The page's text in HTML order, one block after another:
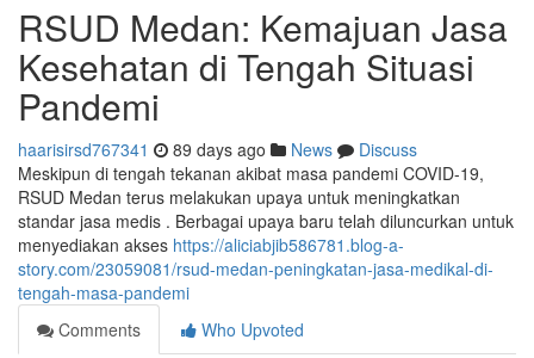
RSUD Medan: Kemajuan Jasa
Kesehatan di Tengah Situasi
Pandemi
haarisirsd767341 89 days ago News
Discuss
Meskipun di tengah tekanan akibat masa pandemi COVID-19,
RSUD Medan terus melakukan upaya untuk meningkatkan
standar jasa medis . Berbagai upaya baru telah diluncurkan untuk
menyediakan akses https://aliciabjib586781.blog-a-
story.com/23059081/rsud-medan-peningkatan-jasa-medikal-di-
tengah-masa-pandemi
Comments
Who Upvoted